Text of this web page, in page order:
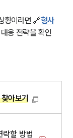
황이라면 🔗형사
응 전략을 확인
아보기
락할 방법